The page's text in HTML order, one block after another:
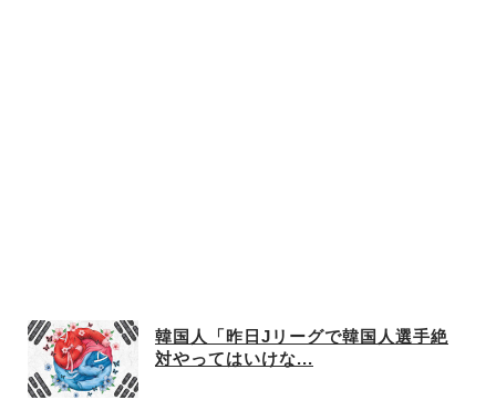
韓国人「昨日Jリーグで韓国人選手絶
対やってはいけな...